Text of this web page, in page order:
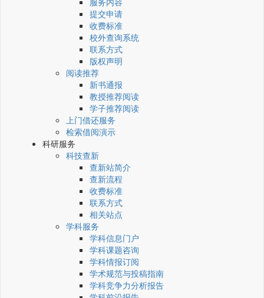
提交申请
收费标准
校外查询系统
联系方式
版权声明
阅读推荐
新书通报
教授推荐阅读
学子推荐阅读
上门借还服务
检索借阅演示
科研服务
科技查新
查新站简介
查新流程
收费标准
联系方式
相关站点
学科服务
学科信息门户
学科课题咨询
学科情报订阅
学术规范与投稿指南
学科竞争力分析报告